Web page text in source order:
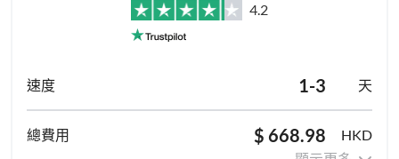
4.2
1-3 天
$ 668.98
HKD